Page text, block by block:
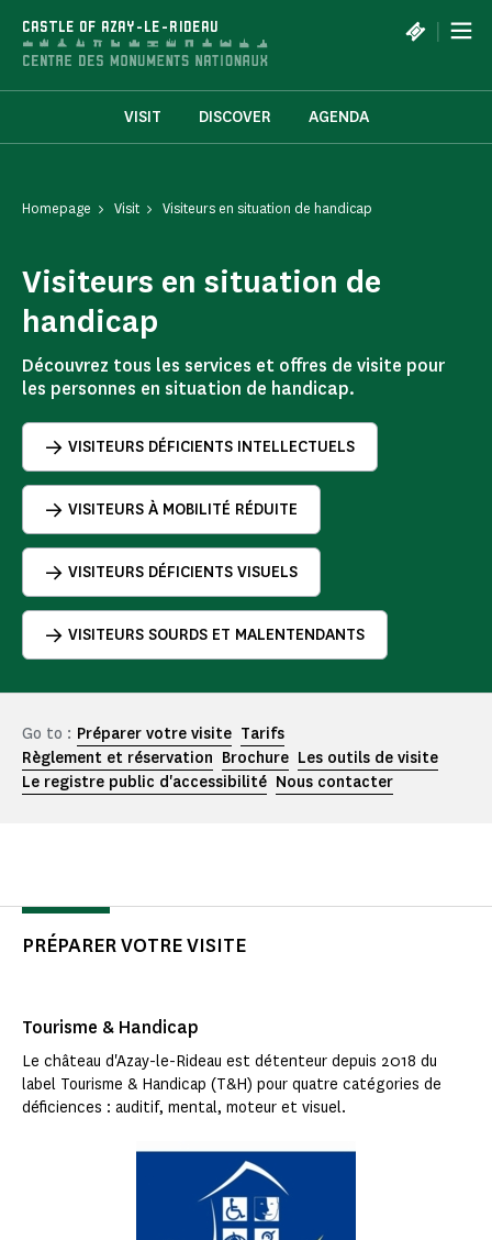
CASTLE OF AZAY-LE-RIDEAU |
VISIT DISCOVER AGENDA
Homepage Visit Visiteurs en situation de handicap
Visiteurs en situation de
handicap
Découvrez tous les services et offres de visite pour
les personnes en situation de handicap.
VISITEURS DÉFICIENTS INTELLECTUELS
VISITEURS À MOBILITÉ RÉDUITE
VISITEURS DÉFICIENTS VISUELS
VISITEURS SOURDS ET MALENTENDANTS
Go to : Préparer votre visite Tarifs
Règlement et réservation Brochure Les outils de visite
Le registre public d'accessibilité Nous contacter
PRÉPARER VOTRE VISITE
Tourisme & Handicap
Le château d'Azay-le-Rideau est détenteur depuis 2018 du
label Tourisme & Handicap (T&H) pour quatre catégories de
déficiences : auditif, mental, moteur et visuel.